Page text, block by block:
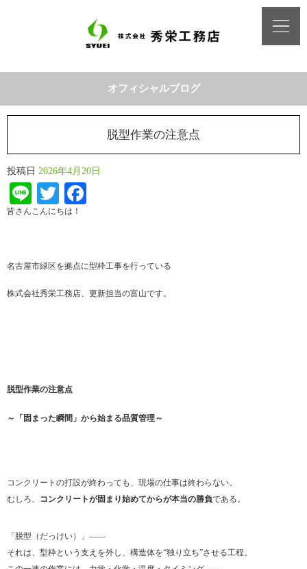
オフィシャルブログ
脱型作業の注意点
投稿日 2026年4月20日
LineTwitter
皆さんこんにちは！
名古屋市緑区を拠点に型枠工事を行っている
株式会社秀栄工務店、更新担当の富山です。
脱型作業の注意点
～「固まった瞬間」から始まる品質管理～
コンクリートの打設が終わっても、現場の仕事は終わらない。
むしろ、 コンクリートが固まり始めてからが本当の勝負である。
「脱型（だっけい）」――
それは、型枠という支えを外し、構造体を“独り立ち”させる工程。